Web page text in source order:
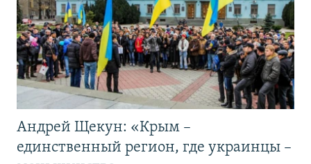
Андрей Щекун: «Крым –
единственный регион, где украинцы –